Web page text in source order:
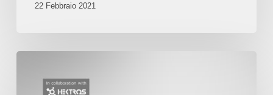
22 Febbraio 2021
“incubatore